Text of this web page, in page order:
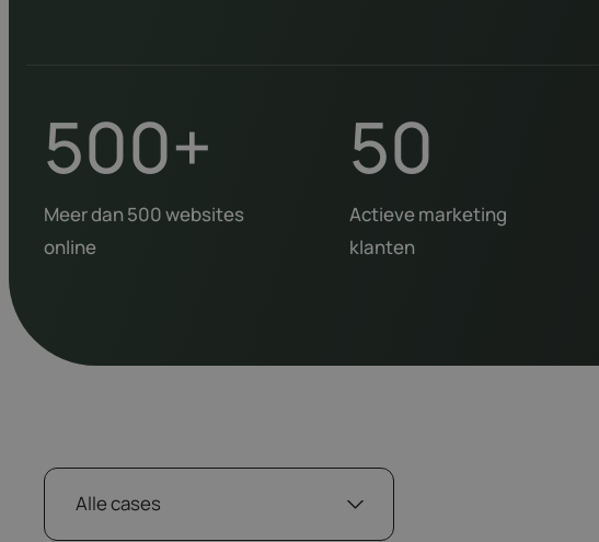
500+
Meer dan 500 websites
online
50
Actieve marketing
klanten